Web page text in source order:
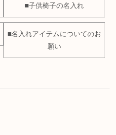
■子供椅子の名入れ
■名入れアイテムについてのお
願い